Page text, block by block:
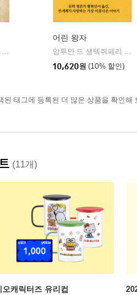
생텍쥐페리 저/김미정 역
어린 왕자
앙투안 드 생텍쥐페리 저/황현산 역
10,620원 (10% 할인)
된 태그에 등록된 더 많은 상품을 확인해
(11개)
캐릭터즈 유리컵